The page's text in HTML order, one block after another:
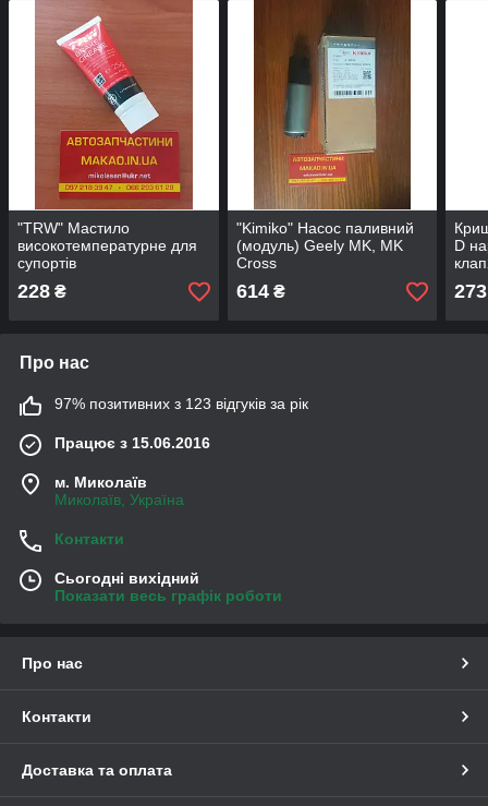
"TRW" Мастило
високотемпературне для
супортів
228 ₴
"Kimiko" Насос паливний
(модуль) Geely MK, MK
Cross
614₴
D
273
Про нас
97% позитивних з 123 відгуків за рік
Працює з 15.06.2016
м. Миколаїв
Миколаїв, Україна
Контакти
Сьогодні вихідний
Показати весь графік роботи
Про нас
Контакти
Доставка та оплата